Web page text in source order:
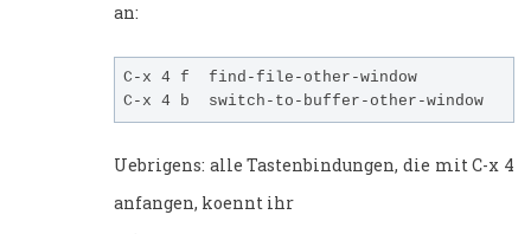
an:
C-x 4 f  find-file-other-window
C-x 4 b  switch-to-buffer-other-window
Uebrigens: alle Tastenbindungen, die mit C-x 4
anfangen, koennt ihr